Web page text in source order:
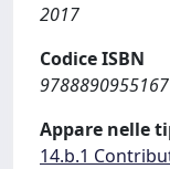
2017
Codice ISBN
9788890955167
Appare nelle
14.b.1